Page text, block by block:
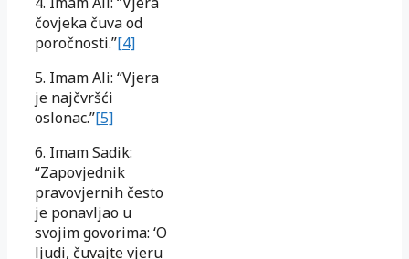
čovjeka čuva od
poročnosti.”[4]
5. Imam Ali: “Vjera
je najčvršći
oslonac.”[5]
6. Imam Sadik:
“Zapovjednik
pravovjernih često
je ponavljao u
svojim govorima: ‘O
ljudi, čuvajte vjeru